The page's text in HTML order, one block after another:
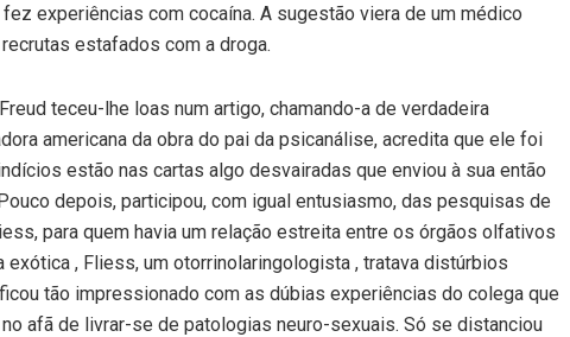
experiências com cocaína. A sugestão viera de um médico
estafados com a droga.
teceu-lhe loas num artigo, chamando-a de verdadeira
americana da obra do pai da psicanálise, acredita que ele foi
estão nas cartas algo desvairadas que enviou à sua então
depois, participou, com igual entusiasmo, das pesquisas de
para quem havia um relação estreita entre os órgãos olfativos
, Fliess, um otorrinolaringologista , tratava distúrbios
tão impressionado com as dúbias experiências do colega que
afã de livrar-se de patologias neuro-sexuais. Só se distanciou